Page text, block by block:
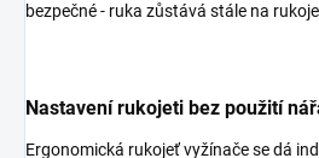
bezpečné - ruka zůstává stále na
Nastavení rukojeti bez použití
Ergonomická rukojeť vyžínače se dá